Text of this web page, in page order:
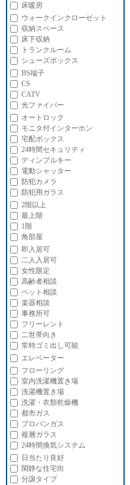
床暖房
ウォークインクローゼット
収納スペース
床下収納
トランクルーム
シューズボックス
BS端子
CS
CATV
光ファイバー
オートロック
モニタ付インターホン
宅配ボックス
24時間セキュリティ
ディンプルキー
電動シャッター
防犯カメラ
防犯用ガラス
2階以上
最上階
1階
角部屋
即入居可
二人入居可
女性限定
高齢者相談
ペット相談
楽器相談
事務所可
フリーレント
二世帯向き
常時ゴミ出し可能
エレベーター
フローリング
室内洗濯機置き場
洗濯機置き場
洗濯・衣類乾燥機
都市ガス
プロパンガス
複層ガラス
24時間換気システム
日当たり良好
閑静な住宅街
分譲タイプ